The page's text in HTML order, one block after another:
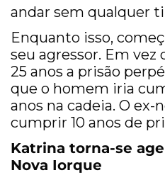
andar sem qualquer
Enquanto isso,
seu agressor. Em
25 anos a prisão
que o homem iria
anos na cadeia. O ex-
cumprir 10 anos de
Katrina torna-se
Nova Iorque